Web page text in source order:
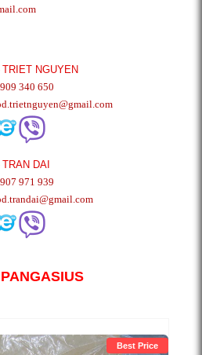
TRIET NGUYEN
340 650
TRAN DAI
971 939
PANGASIUS
Best Price